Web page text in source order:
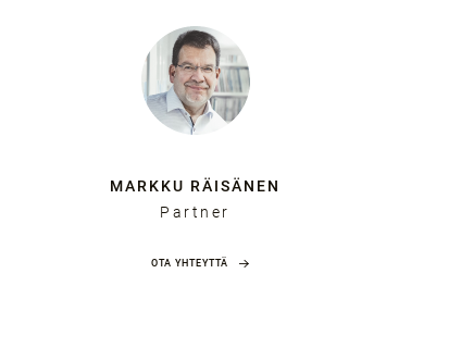
MARKKU RÄISÄNEN
Partner
OTA YHTEYTTÄ